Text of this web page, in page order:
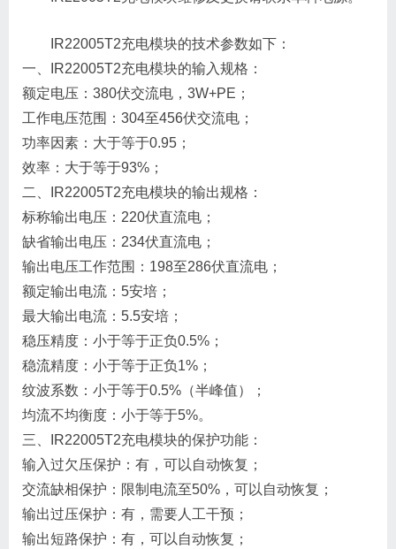
IR22005T2充电模块的技术参数如下：
一、IR22005T2充电模块的输入规格：
额定电压：380伏交流电，3W+PE；
工作电压范围：304至456伏交流电；
功率因素：大于等于0.95；
效率：大于等于93%；
二、IR22005T2充电模块的输出规格：
标称输出电压：220伏直流电；
缺省输出电压：234伏直流电；
输出电压工作范围：198至286伏直流电；
额定输出电流：5安培；
最大输出电流：5.5安培；
稳压精度：小于等于正负0.5%；
稳流精度：小于等于正负1%；
纹波系数：小于等于0.5%（半峰值）；
均流不均衡度：小于等于5%。
三、IR22005T2充电模块的保护功能：
输入过欠压保护：有，可以自动恢复；
交流缺相保护：限制电流至50%，可以自动恢复；
输出过压保护：有，需要人工干预；
输出短路保护：有，可以自动恢复；